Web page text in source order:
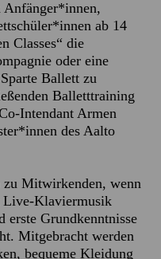
Anfänger*innen,
ab 14
Classes“ die
oder eine
Ballett zu
Balletttraining
Intendant Armen
des Aalto
Mitwirkenden, wenn
Live-Klaviermusik
erste Grundkenntnisse
Mitgebracht werden
bequeme Kleidung